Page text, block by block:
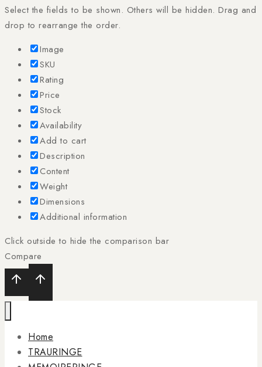
Select the fields to be shown. Others will be hidden. Drag and
drop to rearrange the order.
Image
SKU
Rating
Price
Stock
Availability
Add to cart
Description
Content
Weight
Dimensions
Additional information
Click outside to hide the comparison bar
Compare
Home
TRAURINGE